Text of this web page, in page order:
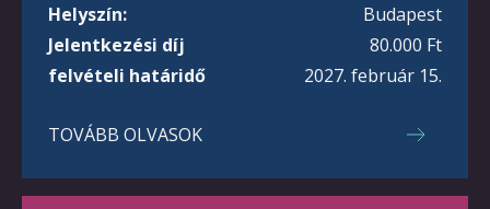
Helyszín:
Budapest
Jelentkezési díj
80.000 Ft
felvételi határidő
2027. február 15.
TOVÁBB OLVASOK